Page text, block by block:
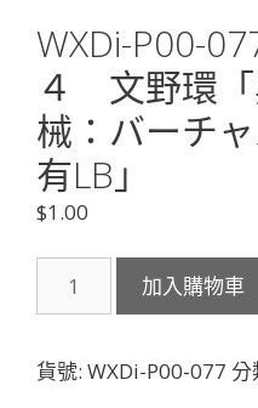
WXDi-P00-
４ 文野環「
械：バーチ
有LB」
$1.00
P00-
コ
加入購物車
貨號: WXDi-P00-077 分